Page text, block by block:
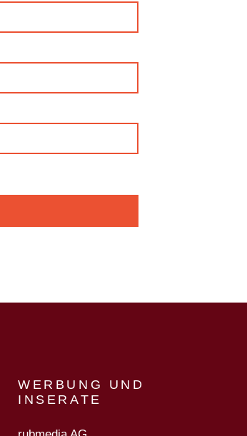
WERBUNG UND
INSERATE